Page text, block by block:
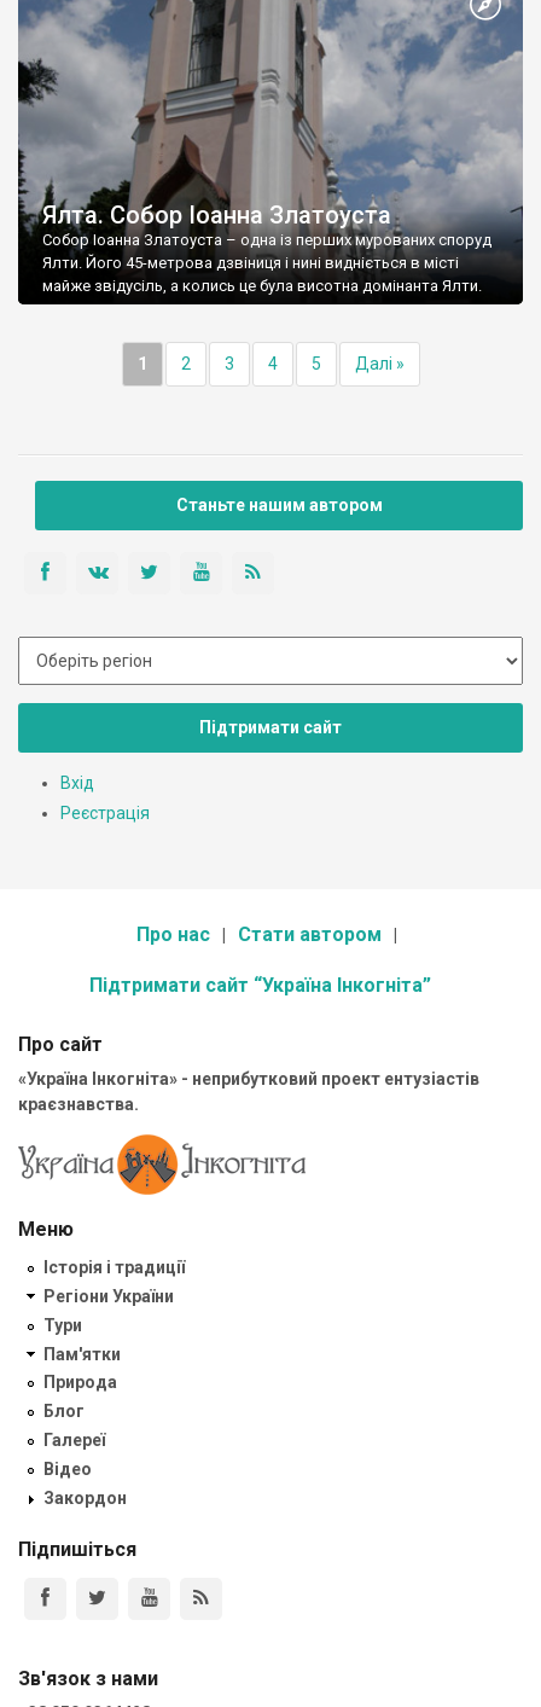
Ялта. Собор Іоанна Златоуста
Собор Іоанна Златоуста – одна із перших мурованих споруд
Ялти. Його 45-метрова дзвіниця і нині видніється в місті
майже звідусіль, а колись це була висотна домінанта Ялти.
1 2 3 4 5 Далі »
Станьте нашим автором
Підтримати сайт
Вхід
Реєстрація
Про нас Стати автором
Підтримати сайт “Україна Інкогніта”
Про сайт
«Україна Інкогніта» - неприбутковий проект ентузіастів
краєзнавства.
Меню
Історія і традиції
Регіони України
Тури
Пам'ятки
Природа
Блог
Галереї
Відео
Закордон
Підпишіться
Зв'язок з нами